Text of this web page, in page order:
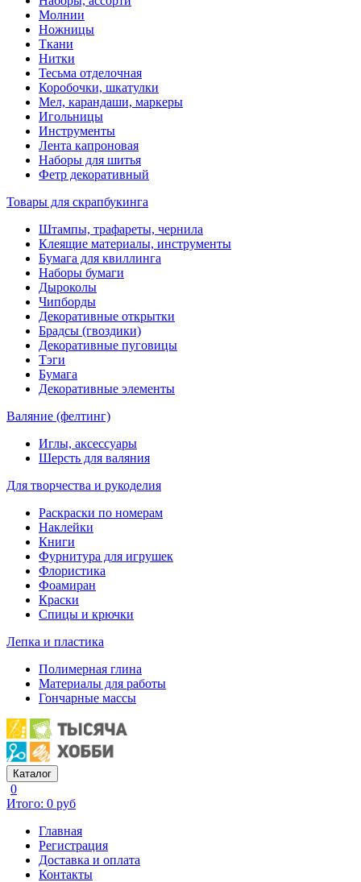
Молнии
Ножницы
Ткани
Нитки
Тесьма отделочная
Коробочки, шкатулки
Мел, карандаши, маркеры
Игольницы
Инструменты
Лента капроновая
Наборы для шитья
Фетр декоративный
Товары для скрапбукинга
Штампы, трафареты, чернила
Клеящие материалы, инструменты
Бумага для квиллинга
Наборы бумаги
Дыроколы
Чипборды
Декоративные открытки
Брадсы (гвоздики)
Декоративные пуговицы
Тэги
Бумага
Декоративные элементы
Валяние (фелтинг)
Иглы, аксессуары
Шерсть для валяния
Для творчества и рукоделия
Раскраски по номерам
Наклейки
Книги
Фурнитура для игрушек
Флористика
Фоамиран
Краски
Спицы и крючки
Лепка и пластика
Полимерная глина
Материалы для работы
Гончарные массы
Каталог
0
Итого: 0 руб
Главная
Регистрация
Доставка и оплата
Контакты